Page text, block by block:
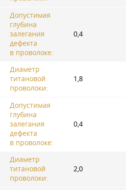
Допустимая
глубина
залегания
дефекта
в проволоке:
0,4
Диаметр
титановой
проволоки:
1,8
Допустимая
глубина
залегания
дефекта
в проволоке:
0,4
Диаметр
титановой
проволоки:
2,0